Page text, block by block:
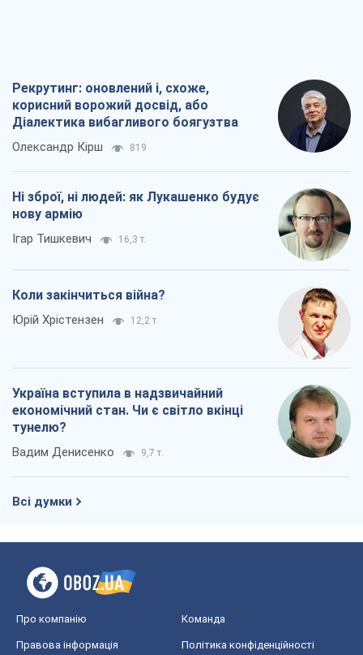
Рекрутинг: оновлений і, схоже,
корисний ворожий досвід, або
Діалектика вибагливого боягузтва
Олександр Кірш 819
Ні зброї, ні людей: як Лукашенко будує
нову армію
Ігар Тишкевич 16,3 т.
Коли закінчиться війна?
Юрій Хрістензен 12,2 т.
Україна вступила в надзвичайний
економічний стан. Чи є світло вкінці
тунелю?
Вадим Денисенко 9,7 т.
Всі думки
Про компанію Команда
Правова інформація Політика конфіденційності